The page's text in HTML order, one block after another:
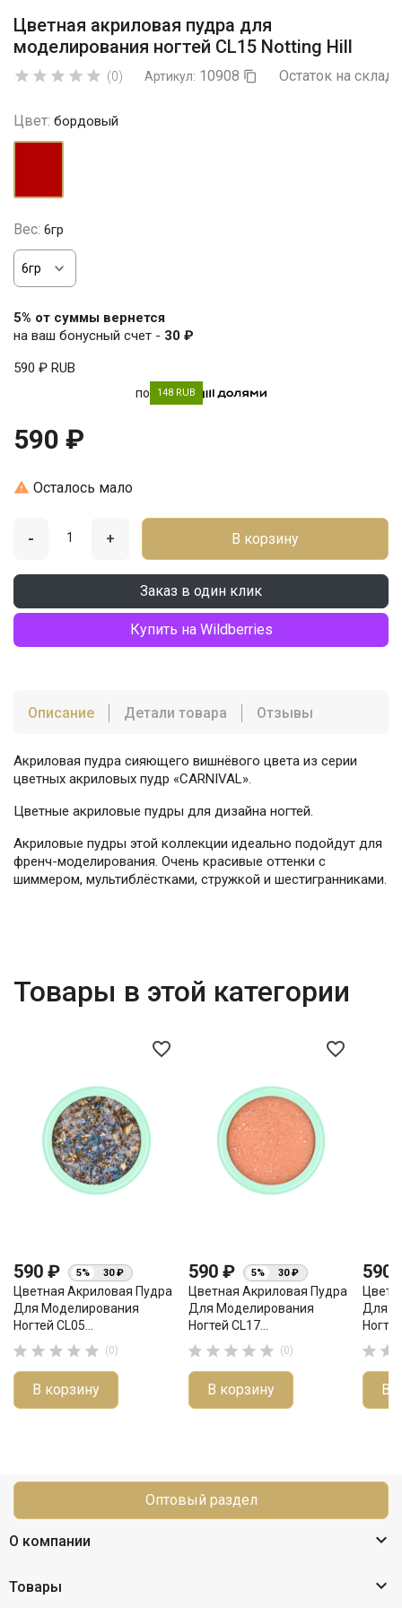
Цветная акриловая пудра для
моделирования ногтей CL15 Notting Hill
     (0) Артикул: 10908  Остаток на
Цвет: бордовый
Вес: 6гр
5% от суммы вернется
на ваш бонусный счет - 30 ₽
590 ₽ RUB
по 148 RUB
590 ₽
 Осталось мало
- + В корзину
Заказ в один клик
Купить на Wildberries
Описание Детали товара Отзывы
Акриловая пудра сияющего вишнёвого цвета из серии
цветных акриловых пудр «CARNIVAL».
Цветные акриловые пудры для дизайна ногтей.
Акриловые пудры этой коллекции идеально подойдут для
френч-моделирования. Очень красивые оттенки с
шиммером, мультиблёстками, стружкой и шестигранниками.
Товары в этой категории
favorite_border
590 ₽ 5% 30 ₽
Цветная Акриловая Пудра
Для Моделирования
Ногтей CL05...
     (0)
В корзину
favorite_border
590 ₽ 5% 30 ₽
Цветная Акриловая Пудра
Для Моделирования
Ногтей CL17...
     (0)
В корзину
590
Для
 
В
Оптовый раздел
О компании 
Товары 